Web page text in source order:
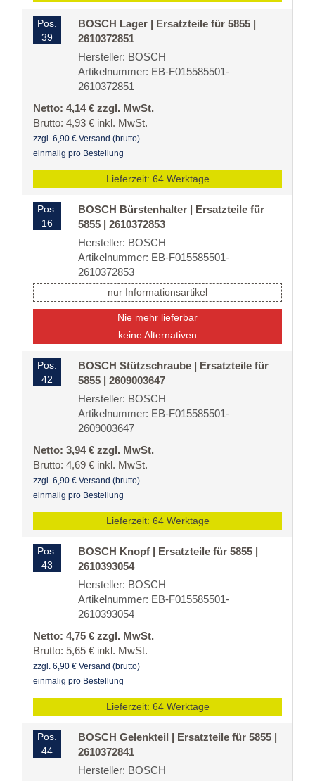
Pos.
39
BOSCH Lager | Ersatzteile für 5855 |
2610372851
Hersteller: BOSCH
Artikelnummer: EB-F015585501-
2610372851
Netto: 4,14 € zzgl. MwSt.
Brutto: 4,93 € inkl. MwSt.
zzgl. 6,90 € Versand (brutto)
einmalig pro Bestellung
Lieferzeit: 64 Werktage
Pos.
16
BOSCH Bürstenhalter | Ersatzteile für
5855 | 2610372853
Hersteller: BOSCH
Artikelnummer: EB-F015585501-
2610372853
nur Informationsartikel
Nie mehr lieferbar
keine Alternativen
Pos.
42
BOSCH Stützschraube | Ersatzteile für
5855 | 2609003647
Hersteller: BOSCH
Artikelnummer: EB-F015585501-
2609003647
Netto: 3,94 € zzgl. MwSt.
Brutto: 4,69 € inkl. MwSt.
zzgl. 6,90 € Versand (brutto)
einmalig pro Bestellung
Lieferzeit: 64 Werktage
Pos.
43
BOSCH Knopf | Ersatzteile für 5855 |
2610393054
Hersteller: BOSCH
Artikelnummer: EB-F015585501-
2610393054
Netto: 4,75 € zzgl. MwSt.
Brutto: 5,65 € inkl. MwSt.
zzgl. 6,90 € Versand (brutto)
einmalig pro Bestellung
Lieferzeit: 64 Werktage
Pos.
44
BOSCH Gelenkteil | Ersatzteile für 5855 |
2610372841
Hersteller: BOSCH